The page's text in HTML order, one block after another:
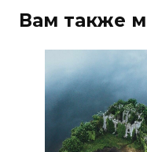
Вам также